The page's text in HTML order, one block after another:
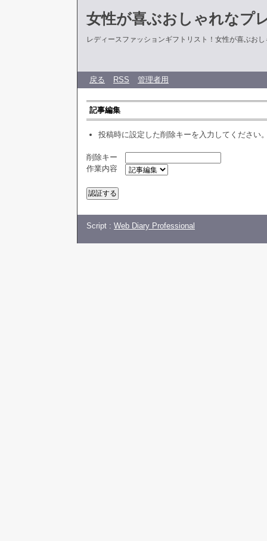
女性が喜ぶおしゃれなプ
レディースファッションギフトリスト！女性が喜ぶお
戻る RSS 管理者用
記事編集
投稿時に設定した削除キーを入力してください
削除キー
作業内容
Script : Web Diary Professional